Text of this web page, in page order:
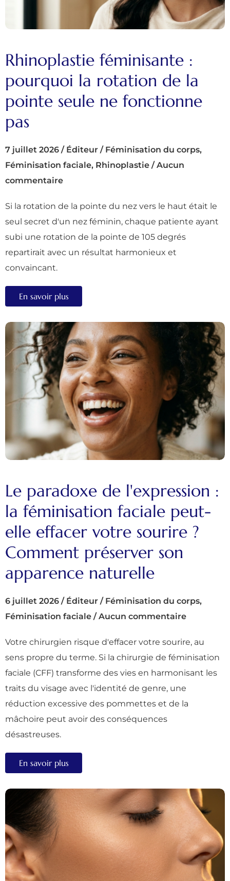
Rhinoplastie féminisante :
pourquoi la rotation de la
pointe seule ne fonctionne
pas
7 juillet 2026 / Éditeur / Féminisation du corps,
Féminisation faciale, Rhinoplastie / Aucun
commentaire
Si la rotation de la pointe du nez vers le haut était le
seul secret d'un nez féminin, chaque patiente ayant
subi une rotation de la pointe de 105 degrés
repartirait avec un résultat harmonieux et
convaincant.
En savoir plus
Le paradoxe de l'expression :
la féminisation faciale peut-
elle effacer votre sourire ?
Comment préserver son
apparence naturelle
6 juillet 2026 / Éditeur / Féminisation du corps,
Féminisation faciale / Aucun commentaire
Votre chirurgien risque d'effacer votre sourire, au
sens propre du terme. Si la chirurgie de féminisation
faciale (CFF) transforme des vies en harmonisant les
traits du visage avec l'identité de genre, une
réduction excessive des pommettes et de la
mâchoire peut avoir des conséquences
désastreuses.
En savoir plus